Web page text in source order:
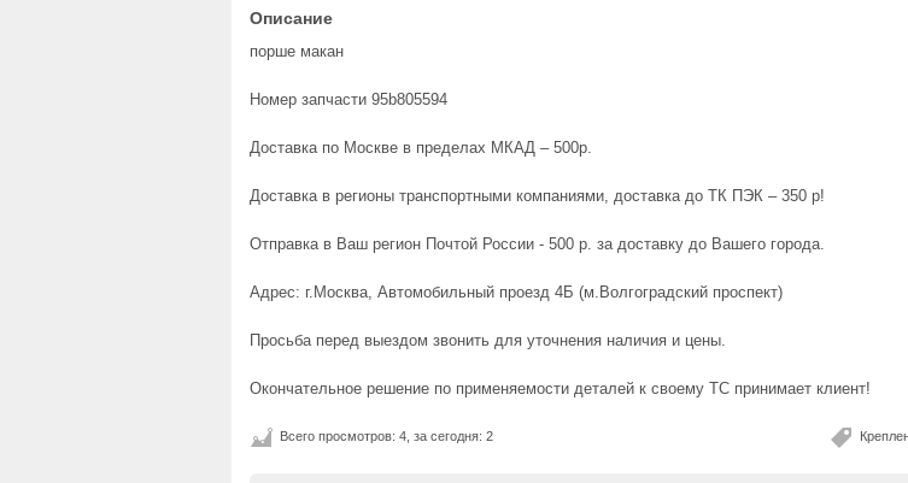
Описание
порше макан
Номер запчасти 95b805594
Доставка по Москве в пределах МКАД – 500р.
Доставка в регионы транспортными компаниями, доставка до ТК ПЭК – 350 р!
Отправка в Ваш регион Почтой России - 500 р. за доставку до Вашего города.
Адрес: г.Москва, Автомобильный проезд 4Б (м.Волгоградский проспект)
Просьба перед выездом звонить для уточнения наличия и цены.
Окончательное решение по применяемости деталей к своему ТС принимает клиент!
Всего просмотров: 4, за сегодня: 2